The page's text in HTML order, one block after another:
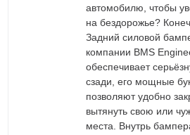
автомобилю, чтобы
на бездорожье?
Задний силовой
компании BMS
обеспечивает
сзади, его мощные
позволяют удобно
вытянуть свою или
места. Внутрь